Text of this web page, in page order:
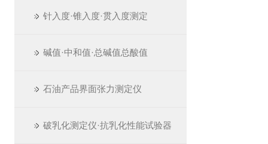
针入度·锥入度·贯入度测定
碱值·中和值·总碱值总酸值
石油产品界面张力测定仪
破乳化测定仪·抗乳化性能试验器